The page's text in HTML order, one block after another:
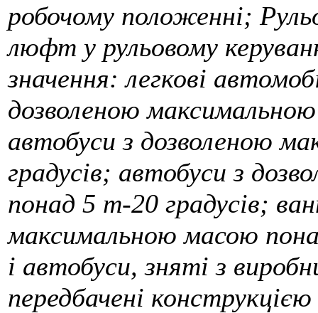
робочому положенні;
люфт у рульовому
значення: легкові
дозволеною
автобуси з дозволеною
градусів; автобуси з
понад 5 т-20 градусів;
максимальною масою
і автобуси, зняті з
передбачені